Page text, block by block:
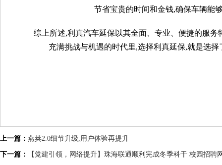
节省宝贵的时间和金钱,确保车辆能
综上所述,利真汽车延保以其全面、专业、便捷的服
充满挑战与机遇的时代里,选择利真延保,就是选
上一篇： 燕荚2.0细节升级,用户体验再提升
下一篇： 【党建引领，网络提升】珠海联通顺利完成冬季科干 校园招聘